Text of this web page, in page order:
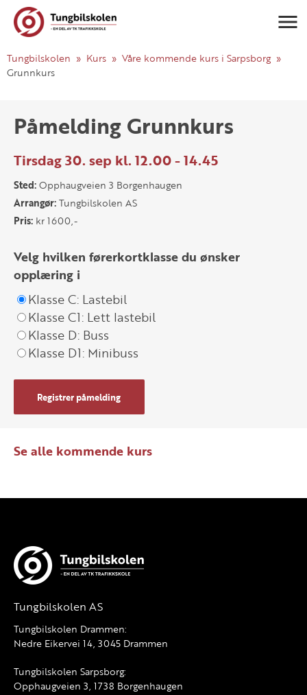
Tungbilskolen Kurs
Våre kommende kurs i Sarpsborg
Grunnkurs
Påmelding Grunnkurs
Tirsdag 30. sep kl. 12.00 - 14.45
Sted:Opphaugveien 3 Borgenhaugen
Arrangør:Tungbilskolen AS
Pris: kr 1600,-
Velg hvilken førerkortklasse du ønsker
opplæring i
Klasse C: Lastebil
Klasse C1: Lett lastebil
Klasse D: Buss
Klasse D1: Minibuss
Registrer påmelding
Se alle kommende kurs
Tungbilskolen AS
Tungbilskolen Drammen:
Nedre Eikervei 14, 3045 Drammen
Tungbilskolen Sarpsborg:
Opphaugveien 3, 1738 Borgenhaugen